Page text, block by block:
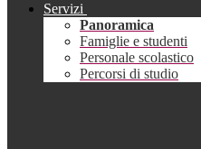
Servizi
Panoramica
Famiglie e studenti
Personale scolastico
Percorsi di studio